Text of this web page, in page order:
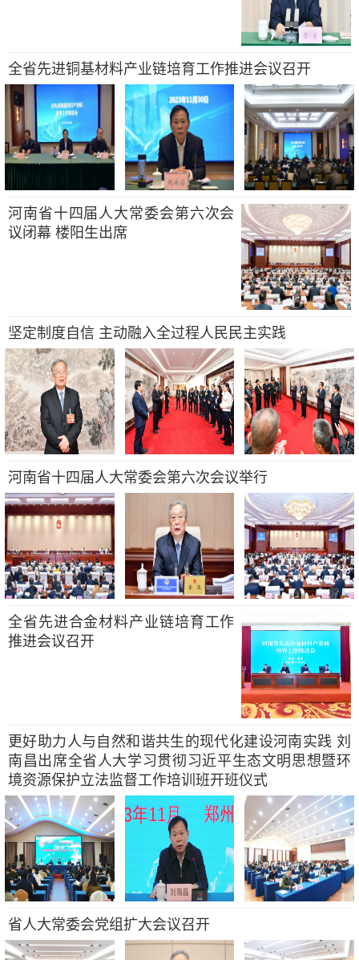
全省先进铜基材料产业链培育工作推进会议召开
河南省十四届人大常委会第六次会
议闭幕 楼阳生出席
坚定制度自信 主动融入全过程人民民主实践
河南省十四届人大常委会第六次会议举行
全省先进合金材料产业链培育工作
推进会议召开
更好助力人与自然和谐共生的现代化建设河南实践 刘
南昌出席全省人大学习贯彻习近平生态文明思想暨环
境资源保护立法监督工作培训班开班仪式
省人大常委会党组扩大会议召开